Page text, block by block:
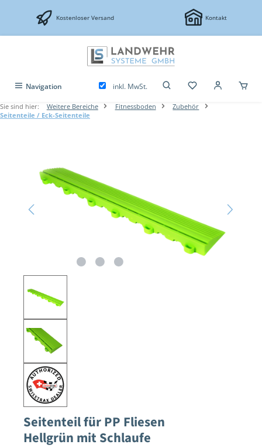
Zum Hauptinhalt springen
Kostenloser Versand Kontakt
Navigation inkl. MwSt.
Sie sind hier: Weitere Bereiche Fitnessboden
Zubehör
Seitenteile / Eck-Seitenteile
Seitenteil für PP Fliesen
Hellgrün mit Schlaufe